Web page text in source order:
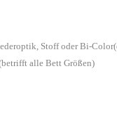
Stoff oder Bi-
alle Bett Größen)